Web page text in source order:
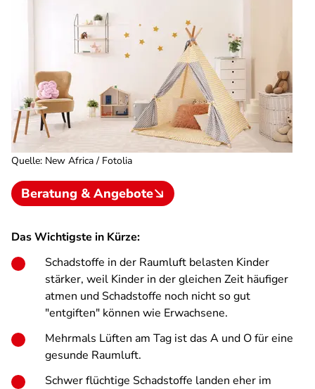
Quelle: New Africa / Fotolia
Beratung & Angebote
Das Wichtigste in Kürze:
Schadstoffe in der Raumluft belasten Kinder
stärker, weil Kinder in der gleichen Zeit häufiger
atmen und Schadstoffe noch nicht so gut
"entgiften" können wie Erwachsene.
Mehrmals Lüften am Tag ist das A und O für eine
gesunde Raumluft.
Schwer flüchtige Schadstoffe landen eher im